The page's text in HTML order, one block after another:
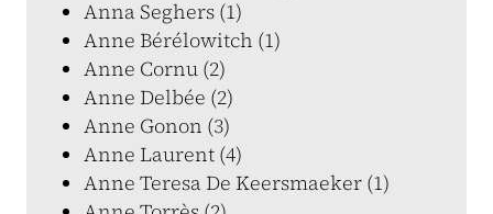
Anna Seghers (1)
Anne Bérélowitch (1)
Anne Cornu (2)
Anne Delbée (2)
Anne Gonon (3)
Anne Laurent (4)
Anne Teresa De Keersmaeker (1)